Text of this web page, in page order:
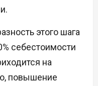
этого шага
себестоимости
на
повышение